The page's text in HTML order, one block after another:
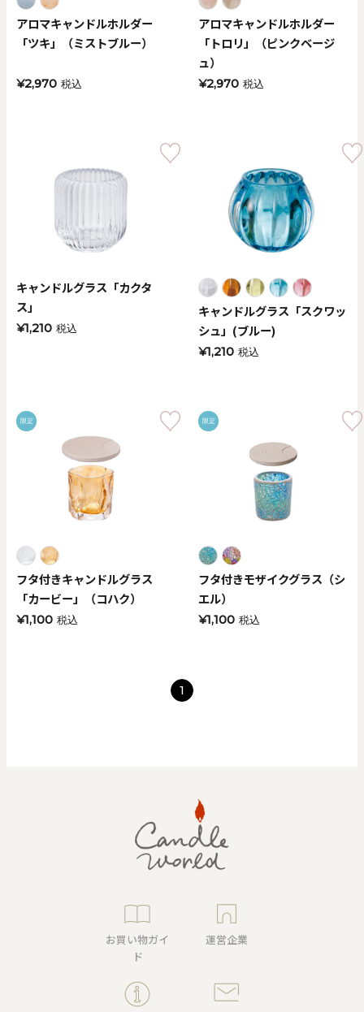
アロマキャンドルホルダー
「ツキ」（ミストブルー）
¥2,970 税込
アロマキャンドルホルダー
「トロリ」（ピンクベージ
ュ）
¥2,970 税込
キャンドルグラス「カクタ
ス」
¥1,210 税込
キャンドルグラス「スクワッ
シュ」(ブルー)
¥1,210 税込
限定
フタ付きキャンドルグラス
「カービー」（コハク）
¥1,100 税込
限定
フタ付きモザイクグラス（シ
エル）
¥1,100 税込
1
お買い物ガイ
ド
運営企業